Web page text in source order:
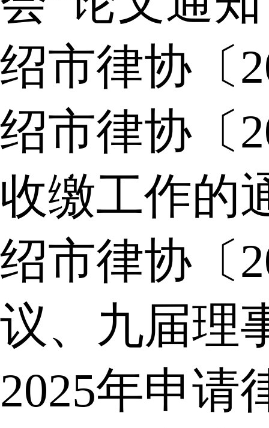
绍市律协〔
绍市律协〔
收缴工作的
绍市律协〔
议、九届理
2025年申请